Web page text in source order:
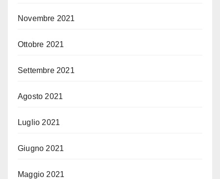
Novembre 2021
Ottobre 2021
Settembre 2021
Agosto 2021
Luglio 2021
Giugno 2021
Maggio 2021